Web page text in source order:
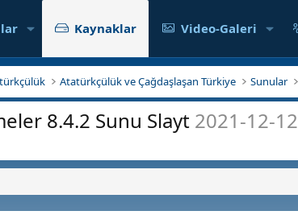
Kaynaklar Video-Galeri
Atatürkçülük ve Çağdaşlaşan Türkiye Sunular
8.4.2 Sunu Slayt 2021-12-12